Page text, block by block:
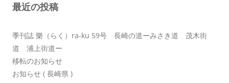
ョ
最近の投稿
季刊誌 樂（らく）ra-ku 59号 長崎の道ーみさき道 茂木街
道 浦上街道ー
移転のお知らせ
お知らせ ( 長崎県 )